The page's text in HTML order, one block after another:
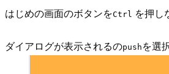
はじめの画面のボタンをCtrl を押し
ダイアログが表示されるのpush を選